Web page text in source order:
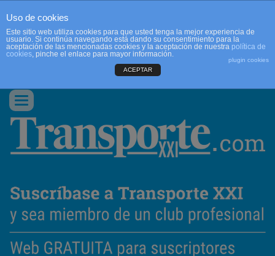
CONTACTO
Conmutar
navegación
Uso de cookies
Este sitio web utiliza cookies para que usted tenga la mejor experiencia de
usuario. Si continúa navegando está dando su consentimiento para la
aceptación de las mencionadas cookies y la aceptación de nuestra política de
cookies, pinche el enlace para mayor información.
plugin cookies
ACEPTAR